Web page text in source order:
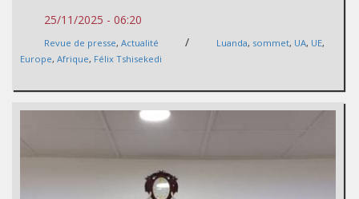
25/11/2025 - 06:20
Revue de presse, Actualité / Luanda, sommet, UA, UE,
Europe, Afrique, Félix Tshisekedi